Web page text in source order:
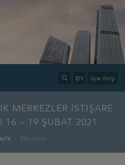
EN Üye Girişi
MERKEZLER İSTİŞARE
16 – 19 ŞUBAT 2021
Etkinlikler